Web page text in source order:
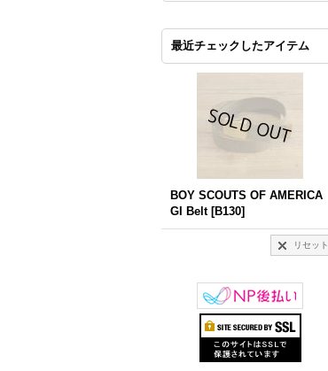
最近チェックしたアイテム
BOY SCOUTS OF AMERICA
GI Belt [B130]
リセット